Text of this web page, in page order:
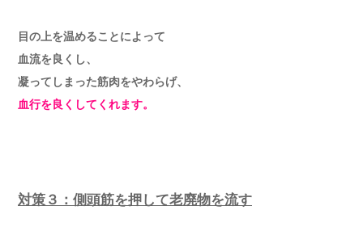
目の上を温めることによって
血流を良くし、
凝ってしまった筋肉をやわらげ、
血行を良くしてくれます。
対策３：側頭筋を押して老廃物を流す